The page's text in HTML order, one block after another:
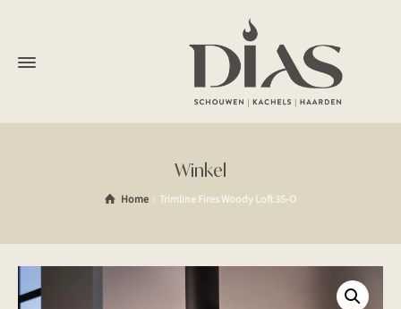
Winkel
Home Trimline Fires Woody Loft 3S-O